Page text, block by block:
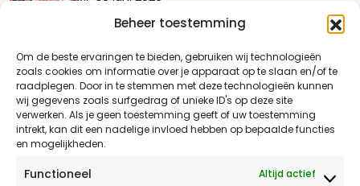
Beheer toestemming
Om de beste ervaringen te bieden, gebruiken wij technologieën
zoals cookies om informatie over je apparaat op te slaan en/of te
raadplegen. Door in te stemmen met deze technologieën kunnen
wij gegevens zoals surfgedrag of unieke ID's op deze site
verwerken. Als je geen toestemming geeft of uw toestemming
intrekt, kan dit een nadelige invloed hebben op bepaalde functies
en mogelijkheden.
Functioneel Altijd actief
Lokaal Zaans Presenteert Met Trots:…
17 mei 2026
Guisweg En Het Spoor: Waarom…
LEES MEER